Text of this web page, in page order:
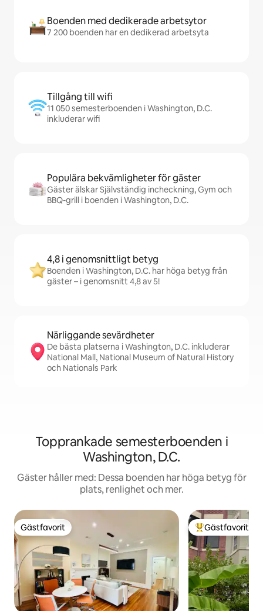
Boenden med dedikerade arbetsytor
7 200 boenden har en dedikerad arbetsyta
Tillgång till wifi
11 050 semesterboenden i Washington, D.C.
inkluderar wifi
Populära bekvämligheter för gäster
Gäster älskar Självständig incheckning, Gym och
BBQ-grill i boenden i Washington, D.C.
4,8 i genomsnittligt betyg
Boenden i Washington, D.C. har höga betyg från
gäster – i genomsnitt 4,8 av 5!
Närliggande sevärdheter
De bästa platserna i Washington, D.C. inkluderar
National Mall, National Museum of Natural History
och Nationals Park
Topprankade semesterboenden i
Washington, D.C.
Gäster håller med: Dessa boenden har höga betyg för
plats, renlighet och mer.
Gästfavorit
Gästfavorit Populär
Gästfavorit